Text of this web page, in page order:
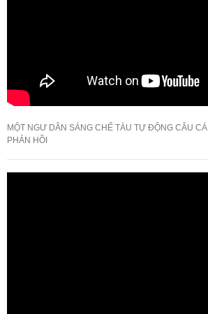
MỘT NGƯ DÂN SÁNG CHẾ TÀU TỰ ĐỘNG CÂU CÁ
PHẢN HỒI